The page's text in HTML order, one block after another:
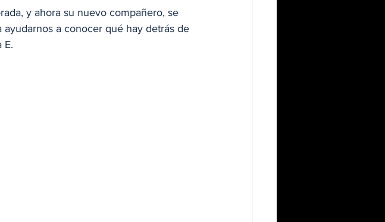
y ahora su nuevo compañero, se
a conocer qué hay detrás de
E.